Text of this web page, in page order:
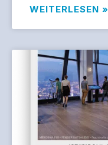
WEITERLESEN »